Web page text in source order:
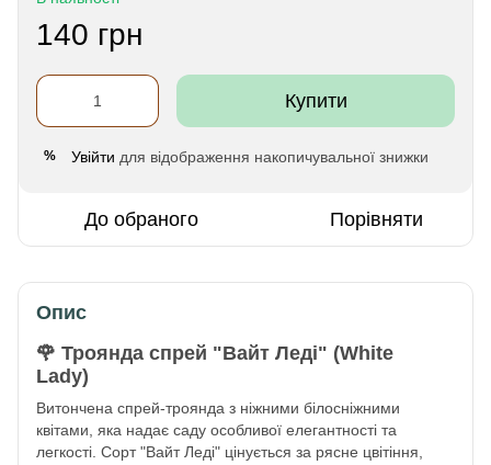
140 грн
Купити
% Увійти для відображення накопичувальної знижки
До обраного Порівняти
Опис
🌹 Троянда спрей "Вайт Леді" (White
Lady)
Витончена спрей-троянда з ніжними білосніжними
квітами, яка надає саду особливої елегантності та
легкості. Сорт "Вайт Леді" цінується за рясне цвітіння,